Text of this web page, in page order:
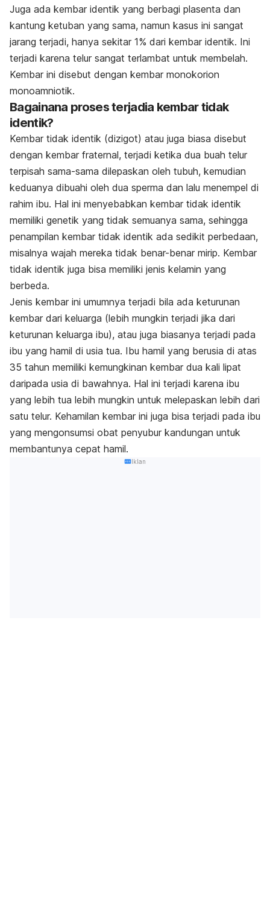
Juga ada kembar identik yang berbagi plasenta dan
kantung ketuban yang sama, namun kasus ini sangat
jarang terjadi, hanya sekitar 1% dari kembar identik. Ini
terjadi karena telur sangat terlambat untuk membelah.
Kembar ini disebut dengan kembar monokorion
monoamniotik.
Bagainana proses terjadia kembar tidak
identik?
Kembar tidak identik (dizigot) atau juga biasa disebut
dengan kembar fraternal, terjadi ketika dua buah telur
terpisah sama-sama dilepaskan oleh tubuh, kemudian
keduanya dibuahi oleh dua sperma dan lalu menempel di
rahim ibu. Hal ini menyebabkan kembar tidak identik
memiliki genetik yang tidak semuanya sama, sehingga
penampilan kembar tidak identik ada sedikit perbedaan,
misalnya wajah mereka tidak benar-benar mirip. Kembar
tidak identik juga bisa memiliki jenis kelamin yang
berbeda.
Jenis kembar ini umumnya terjadi bila ada keturunan
kembar dari keluarga (lebih mungkin terjadi jika dari
keturunan keluarga ibu), atau juga biasanya terjadi pada
ibu yang hamil di usia tua. Ibu hamil yang berusia di atas
35 tahun memiliki kemungkinan kembar dua kali lipat
daripada usia di bawahnya. Hal ini terjadi karena ibu
yang lebih tua lebih mungkin untuk melepaskan lebih dari
satu telur. Kehamilan kembar ini juga bisa terjadi pada ibu
yang mengonsumsi obat penyubur kandungan untuk
membantunya cepat hamil.
Iklan